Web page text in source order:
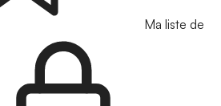
Ma liste de